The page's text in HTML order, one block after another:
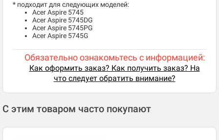
* подходит для следующих моделей:
Acer Aspire 5745
​Acer Aspire 5745DG
​Acer Aspire 5745PG
​Acer Aspire 5745G
Обязательно ознакомьтесь с информацией:
Как оформить заказ? Как получить заказ? На
что следует обратить внимание?
С этим товаром часто покупают